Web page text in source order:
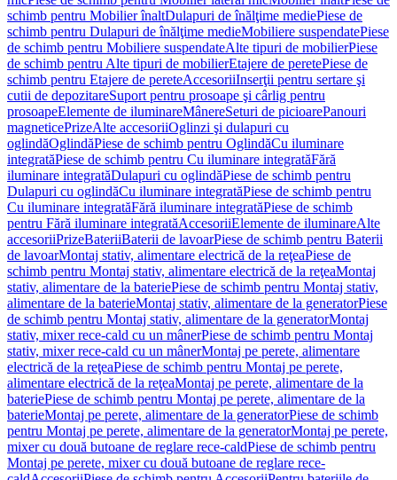
schimb pentru Mobilier înaltDulapuri de înălţime mediePiese de
schimb pentru Dulapuri de înălţime medieMobiliere suspendatePiese
de schimb pentru Mobiliere suspendateAlte tipuri de mobilierPiese
de schimb pentru Alte tipuri de mobilierEtajere de peretePiese de
schimb pentru Etajere de pereteAccesoriiInserţii pentru sertare şi
cutii de depozitareSuport pentru prosoape şi cârlig pentru
prosoapeElemente de iluminareMânereSeturi de picioarePanouri
magneticePrizeAlte accesoriiOglinzi şi dulapuri cu
oglindăOglindăPiese de schimb pentru OglindăCu iluminare
integratăPiese de schimb pentru Cu iluminare integratăFără
iluminare integratăDulapuri cu oglindăPiese de schimb pentru
Dulapuri cu oglindăCu iluminare integratăPiese de schimb pentru
Cu iluminare integratăFără iluminare integratăPiese de schimb
pentru Fără iluminare integratăAccesoriiElemente de iluminareAlte
accesoriiPrizeBateriiBaterii de lavoarPiese de schimb pentru Baterii
de lavoarMontaj stativ, alimentare electrică de la reţeaPiese de
schimb pentru Montaj stativ, alimentare electrică de la reţeaMontaj
stativ, alimentare de la bateriePiese de schimb pentru Montaj stativ,
alimentare de la baterieMontaj stativ, alimentare de la generatorPiese
de schimb pentru Montaj stativ, alimentare de la generatorMontaj
stativ, mixer rece-cald cu un mânerPiese de schimb pentru Montaj
stativ, mixer rece-cald cu un mânerMontaj pe perete, alimentare
electrică de la reţeaPiese de schimb pentru Montaj pe perete,
alimentare electrică de la reţeaMontaj pe perete, alimentare de la
bateriePiese de schimb pentru Montaj pe perete, alimentare de la
baterieMontaj pe perete, alimentare de la generatorPiese de schimb
pentru Montaj pe perete, alimentare de la generatorMontaj pe perete,
mixer cu două butoane de reglare rece-caldPiese de schimb pentru
Montaj pe perete, mixer cu două butoane de reglare rece-